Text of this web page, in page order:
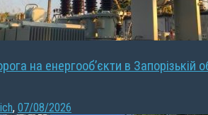
на енергооб’єкти в Запорізькій
, 07/08/2026